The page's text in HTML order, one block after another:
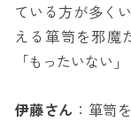
ている方が多く
える箪笥を邪魔
「もったいない
伊藤さん ：箪笥